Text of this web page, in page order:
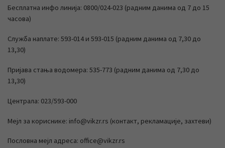
Бесплатна инфо линија: 0800/024-023 (радним данима од 7 до 15
часова)
Служба наплате: 593-014 и 593-015 (радним данима од 7,30 до
13,30)
Пријава стања водомера: 535-773 (радним данима од 7,30 до
13,30)
Централа: 023/593-000
Мејл за кориснике: info@vikzr.rs (контакт, рекламације, захтеви)
Пословна мејл адреса: office@vikzr.rs